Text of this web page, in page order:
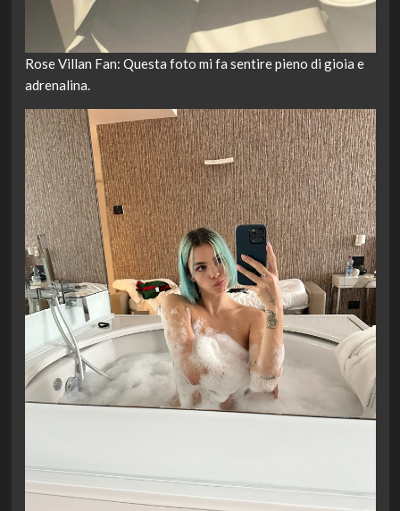
Rose Villan Fan: Questa foto mi fa sentire pieno di gioia e
adrenalina.